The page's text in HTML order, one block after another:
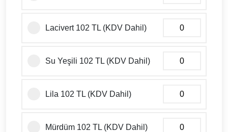
Lacivert 102 TL (KDV Dahil)
Su Yeşili 102 TL (KDV Dahil)
Lila 102 TL (KDV Dahil)
Mürdüm 102 TL (KDV Dahil)